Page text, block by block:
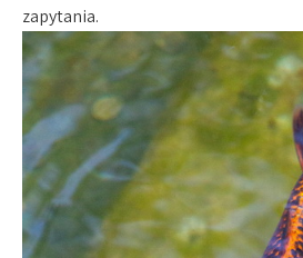
zapytania.